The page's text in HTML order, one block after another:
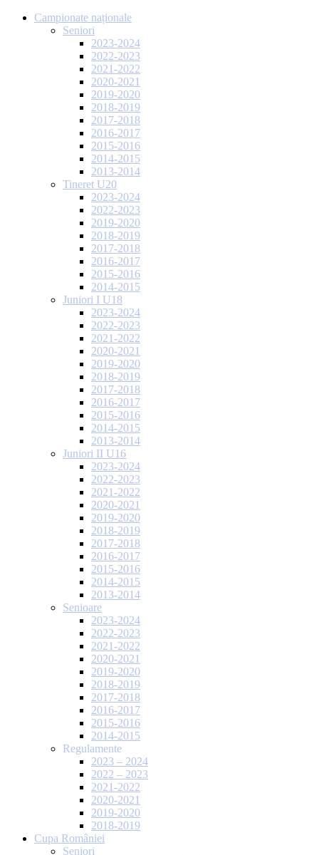
Campionate naționale
Seniori
2023-2024
2022-2023
2021-2022
2020-2021
2019-2020
2018-2019
2017-2018
2016-2017
2015-2016
2014-2015
2013-2014
Tineret U20
2023-2024
2022-2023
2019-2020
2018-2019
2017-2018
2016-2017
2015-2016
2014-2015
Juniori I U18
2023-2024
2022-2023
2021-2022
2020-2021
2019-2020
2018-2019
2017-2018
2016-2017
2015-2016
2014-2015
2013-2014
Juniori II U16
2023-2024
2022-2023
2021-2022
2020-2021
2019-2020
2018-2019
2017-2018
2016-2017
2015-2016
2014-2015
2013-2014
Senioare
2023-2024
2022-2023
2021-2022
2020-2021
2019-2020
2018-2019
2017-2018
2016-2017
2015-2016
2014-2015
Regulamente
2023 – 2024
2022 – 2023
2021-2022
2020-2021
2019-2020
2018-2019
Cupa României
Seniori